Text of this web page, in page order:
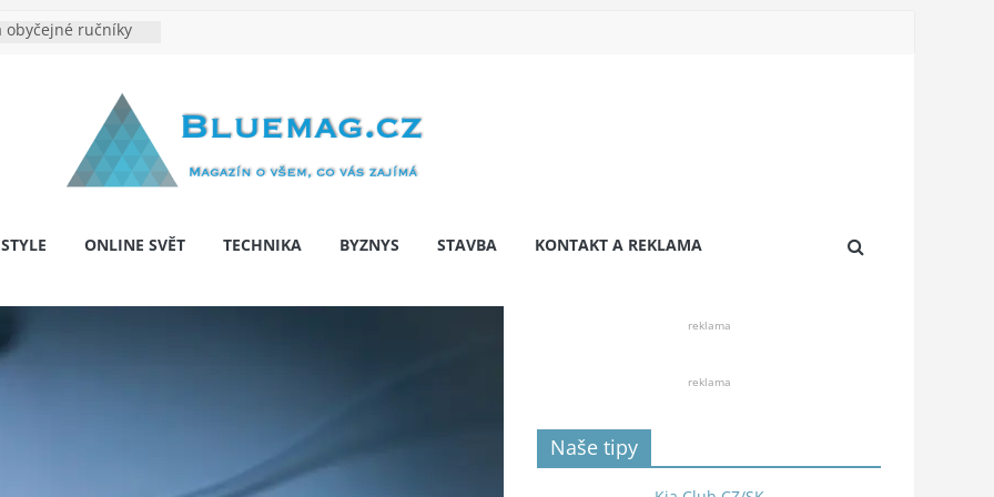
obyčejné ručníky
Na co myslet, aby
pár let nepřekvapila
bariér: když auto
ONLINE SVĚT TECHNIKA BYZNYS STAVBA KONTAKT A REKLAMA
reklama
reklama
Naše tipy